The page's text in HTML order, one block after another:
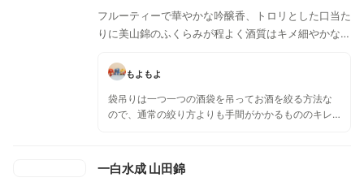
で、お刺身やお寿司等と合わせるといいのかも。
フルーティーで華やかな吟醸香、トロリとした口当た
りに美山錦のふくらみが程よく酒質はキメ細やかな一
もよもよ
袋吊りは一つ一つの酒袋を吊ってお酒を絞る方法な
ので、通常の絞り方よりも手間がかかるもののキレ
ながら香りが良いのですが、飲んだ感じは甘さより
も爽やかな酸味や苦味があるお酒です。よくよく味
一白水成 山田錦